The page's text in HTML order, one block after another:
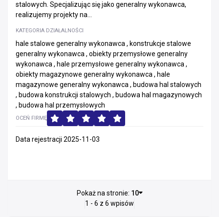
stalowych. Specjalizując się jako generalny wykonawca,
realizujemy projekty na...
KATEGORIA DZIAŁALNOŚCI
hale stalowe generalny wykonawca , konstrukcje stalowe
generalny wykonawca , obiekty przemysłowe generalny
wykonawca , hale przemysłowe generalny wykonawca ,
obiekty magazynowe generalny wykonawca , hale
magazynowe generalny wykonawca , budowa hal stalowych
, budowa konstrukcji stalowych , budowa hal magazynowych
, budowa hal przemysłowych
OCEŃ FIRMĘ
Data rejestracji 2025-11-03
Pokaż na stronie: 10
1 - 6 z 6 wpisów